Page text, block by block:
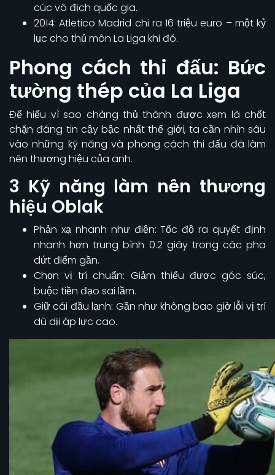
cúc vô địch quốc gia.
2014: Atletico Madrid chi ra 16 triệu euro – một kỷ
lục cho thủ môn La Liga khi đó.
Phong cách thi đấu: Bức
tường thép của La Liga
Để hiểu vì sao chàng thủ thành được xem là chốt
chặn đáng tin cậy bậc nhất thế giới, ta cần nhìn sâu
vào những kỹ năng và phong cách thi đấu đã làm
nên thương hiệu của anh.
3 Kỹ năng làm nên thương
hiệu Oblak
Phản xạ nhanh như điện: Tốc độ ra quyết định
nhanh hơn trung bình 0.2 giây trong các pha
dứt điểm gần.
Chọn vị trí chuẩn: Giảm thiểu được góc súc,
buộc tiền đạo sai lầm.
Giữ cái đầu lạnh: Gần như không bao giờ lỗi vị trí
dù dịi áp lực cao.